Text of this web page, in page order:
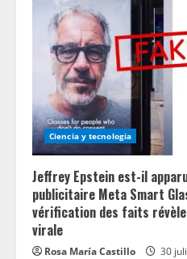
Ciencia y tecnologia
Jeffrey Epstein est-il
publicitaire Meta Smart
vérification des faits
virale
Rosa María Castillo 30